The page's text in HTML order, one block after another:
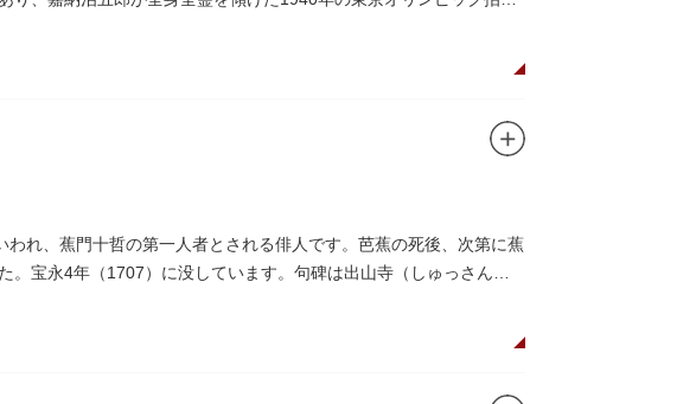
れ、蕉門十哲の第一人者とされる俳人です。芭蕉の死後、次第に蕉
。宝永4年（1707）に没しています。句碑は出山寺（しゅっさん